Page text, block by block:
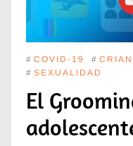
# COVID-19 #
# SEXUALIDAD
El